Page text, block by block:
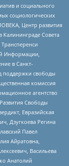
и социального
социологических
Центр развития
Калининграде Совета
Информации,
в Санкт-
поддержки свободы
комиссия
агентство
Свободы
Евразийская
Дзугкоева Регина
Павел
Айратовна,
Васильева
Анатолий